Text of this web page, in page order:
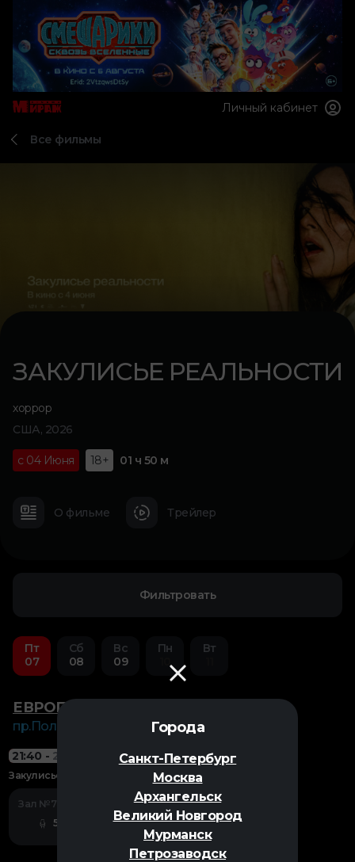
Города
Санкт-Петербург
Москва
Архангельск
Великий Новгород
Мурманск
Петрозаводск
Личный кабинет
Все фильмы
ЗАКУЛИСЬЕ РЕАЛЬНОСТИ
хоррор
США, 2026
с 04 Июня 18+ 01 ч 50 м
О фильме Трейлер
Фильтровать
Пт
07
Сб
08
Вс
09
Пн
10
Вт
ЕВРОПОЛИС
пр.Полюстровский, д.84а
21:40 - 23:36 18+
Закулисье реальности
Зал №7
570₽